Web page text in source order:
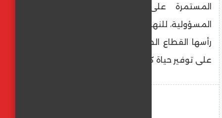
المستمرة على أرض الواقع منذ توليه
المسؤولية، للنهوض بمختلف القطاعات، وعلى
رأسها القطاع الصحي، بما يعكس حرص الدولة
على توفير حياة كريمة لكافة أبناء الإقليم.